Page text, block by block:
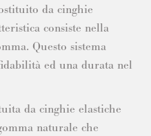
da cinghie
consiste nella
Questo sistema
ed una durata nel
da cinghie elastiche
naturale che